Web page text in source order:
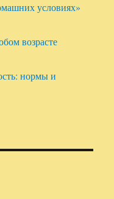
условиях»
возрасте
нормы и